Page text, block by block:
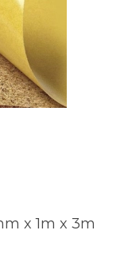
x 1m x 3m